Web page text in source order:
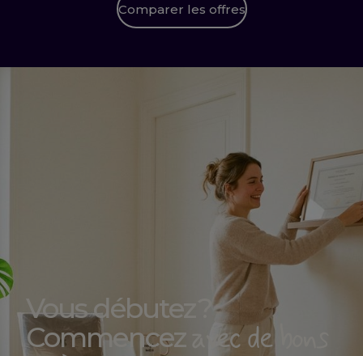
Comparer les offres
Vous débutez ?
Commencez
avec de bons